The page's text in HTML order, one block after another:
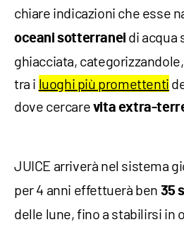
chiare indicazioni che esse
oceani sotterranei di acqua
ghiacciata,
tra i luoghi più promettenti
dove cercare vita extra-
JUICE arriverà nel sistema
per 4 anni effettuerà ben 35
delle lune, fino a stabilirsi in